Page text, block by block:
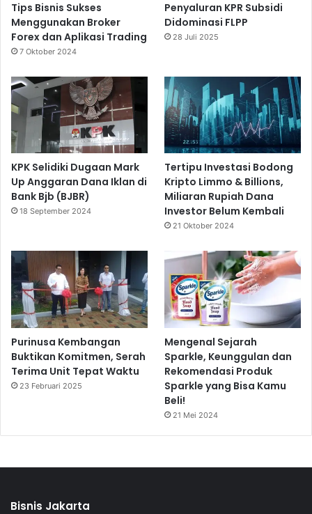
Tips Bisnis Sukses
Menggunakan Broker
Forex dan Aplikasi Trading
7 Oktober 2024
Penyaluran KPR Subsidi
Didominasi FLPP
28 Juli 2025
KPK Selidiki Dugaan Mark
Up Anggaran Dana Iklan di
Bank Bjb (BJBR)
18 September 2024
Tertipu Investasi Bodong
Kripto Limmo & Billions,
Miliaran Rupiah Dana
Investor Belum Kembali
21 Oktober 2024
Purinusa Kembangan
Buktikan Komitmen, Serah
Terima Unit Tepat Waktu
23 Februari 2025
Mengenal Sejarah
Sparkle, Keunggulan dan
Rekomendasi Produk
Sparkle yang Bisa Kamu
Beli!
21 Mei 2024
Bisnis Jakarta